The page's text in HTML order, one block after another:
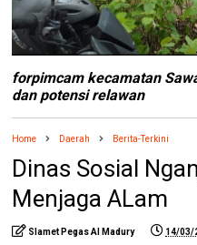
forpimcam kecamatan
dan potensi relawan
Home Daerah Berita-Terkini
Dinas Sosial
Menjaga ALam
Slamet Pegas Al Madury 14/03/